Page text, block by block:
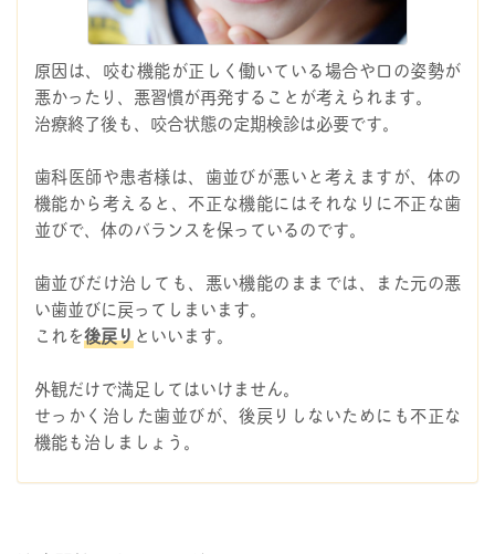
原因は、咬む機能が正しく働いている場合や口の姿勢が
悪かったり、悪習慣が再発することが考えられます。
治療終了後も、咬合状態の定期検診は必要です。
歯科医師や患者様は、歯並びが悪いと考えますが、体の
機能から考えると、不正な機能にはそれなりに不正な歯
並びで、体のバランスを保っているのです。
歯並びだけ治しても、悪い機能のままでは、また元の悪
い歯並びに戻ってしまいます。
これを後戻りといいます。
外観だけで満足してはいけません。
せっかく治した歯並びが、後戻りしないためにも不正な
機能も治しましょう。